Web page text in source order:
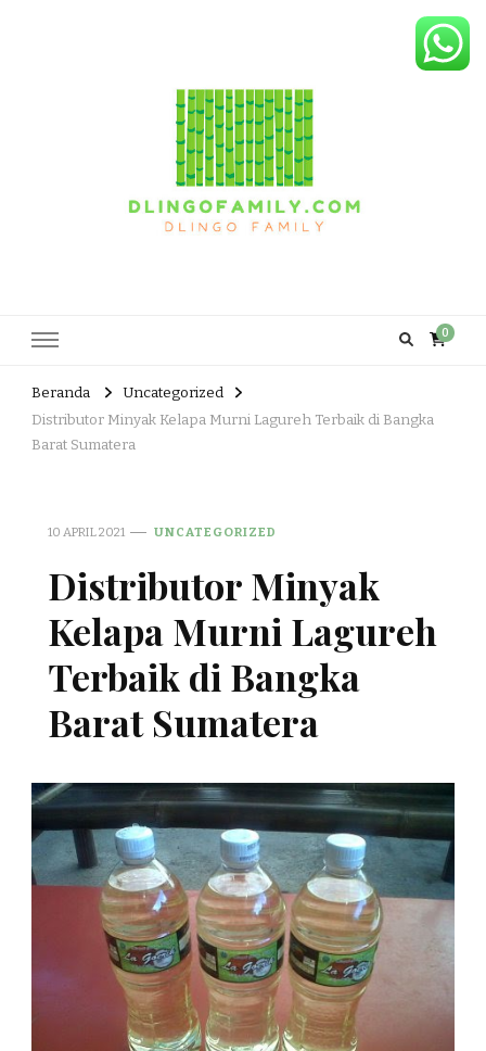
0
Beranda
Uncategorized
Distributor Minyak Kelapa Murni Lagureh Terbaik di Bangka
Barat Sumatera
10 APRIL 2021 UNCATEGORIZED
Distributor Minyak
Kelapa Murni Lagureh
Terbaik di Bangka
Barat Sumatera